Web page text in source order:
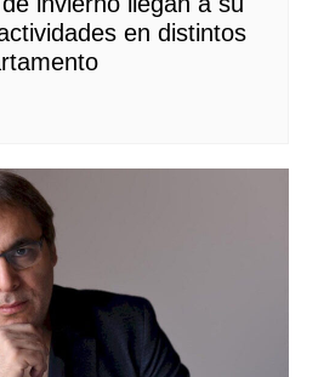
en distintos